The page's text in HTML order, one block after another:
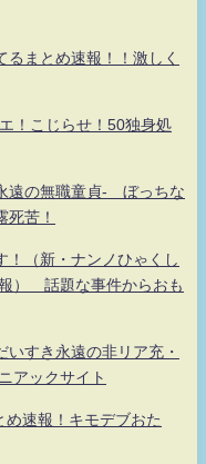
まとめ速報！！激しく
！こじらせ！50独身処
の無職童貞- ぼっちな
死苦！
！（新・ナンノひゃくし
） 話題な事件からおも
いすき永遠の非リア充・
アックサイト
速報！キモデブおた